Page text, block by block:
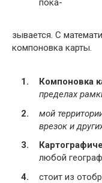
пока-
зывается. С
компоновка карты.
Компоновка
пределах
мой
врезок и
любой
стоит из